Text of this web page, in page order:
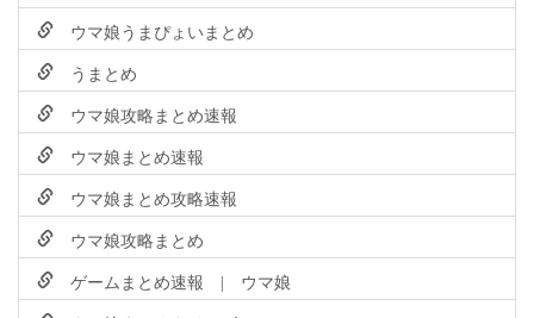
ウマ娘うまぴょいまとめ
うまとめ
ウマ娘攻略まとめ速報
ウマ娘まとめ速報
ウマ娘まとめ攻略速報
ウマ娘攻略まとめ
ゲームまとめ速報 | ウマ娘